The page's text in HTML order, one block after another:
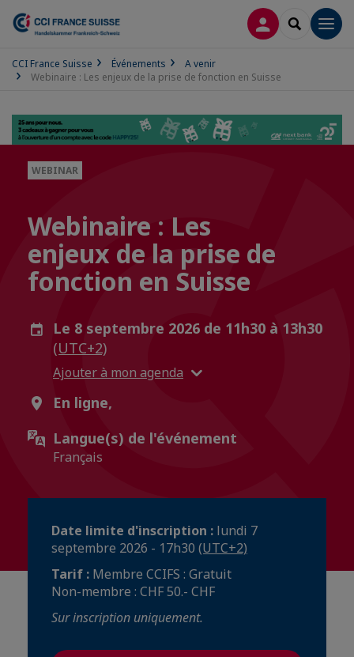
CONNEXION
CCI France Suisse Événements
A venir
Webinaire : Les enjeux de la prise de fonction en Suisse
WEBINAR
Webinaire : Les
enjeux de la prise de
fonction en Suisse
Le 8 septembre 2026 de 11h30 à 13h30
(UTC+2)
Ajouter à mon agenda
En ligne,
Langue(s) de l'événement
Français
Date limite d'inscription : lundi 7
septembre 2026 - 17h30 (UTC+2)
Tarif : Membre CCIFS : Gratuit
Non-membre : CHF 50.- CHF
Sur inscription uniquement.